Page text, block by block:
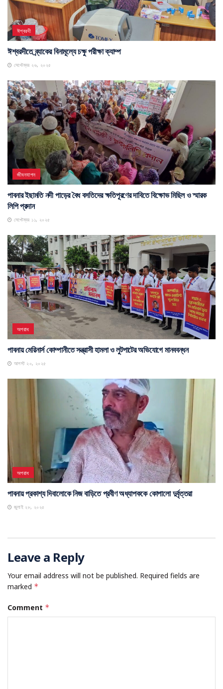
ঈশ্বরদী
ঈশ্বরদীতে ব্র্যাকের বিনামূল্যে চক্ষু পরীক্ষা ক্যাম্প
সেপ্টেম্বর ২৬, ২০২৫
জীবনযাপন
পাবনার ইছামতি নদী পাড়ের বৈধ বসতিদের ক্ষতিপূরণের দাবিতে বিক্ষোভ মিছিল ও স্মারক
লিপি প্রদান
সেপ্টেম্বর ১১, ২০২৫
অপরাধ
পাবনায় মেরিনার্স কোম্পানীতে সন্ত্রাসী হামলা ও লুটপাটের অভিযোগে মানববন্ধন
আগস্ট ২০, ২০২৫
অপরাধ
পাবনায় প্রকাশ্য দিবালোকে নিজ বাড়িতে প্রবীণ অধ্যাপককে কোপালো দুর্বৃত্তরা
জুলাই ২৮, ২০২৫
Leave a Reply
Your email address will not be published. Required fields are
marked *
Comment *